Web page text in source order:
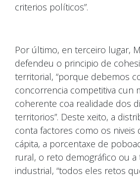
criterios políticos”.
Por último, en terceiro lugar,
defendeu o principio de
territorial, “porque debemos
concorrencia competitiva cun
coherente coa realidade dos
territorios”. Deste xeito, a
conta factores como os niveis
cápita, a porcentaxe de
rural, o reto demográfico ou a
industrial, “todos eles retos